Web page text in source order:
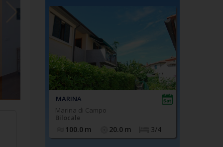
MARINA
Marina di Campo
Bilocale
100.0 m 20.0 m 3/4